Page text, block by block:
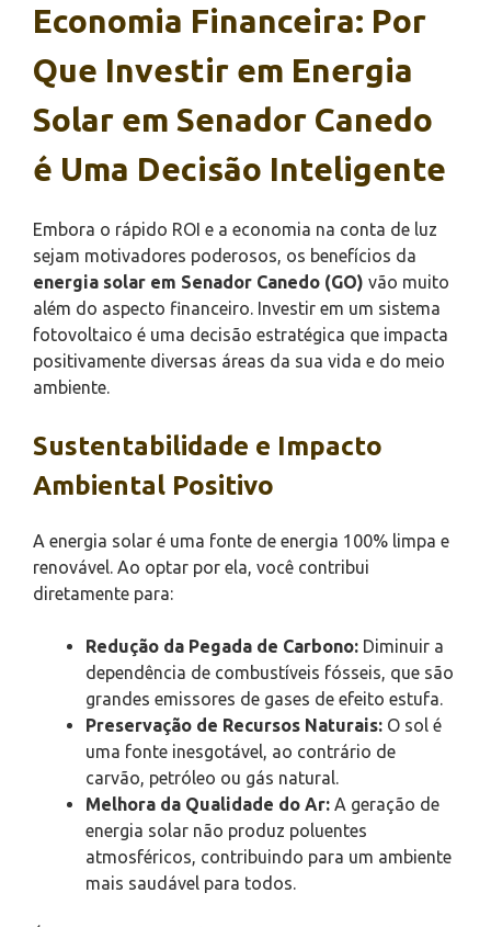
Economia Financeira: Por
Que Investir em Energia
Solar em Senador Canedo
é Uma Decisão Inteligente
Embora o rápido ROI e a economia na conta de luz
sejam motivadores poderosos, os benefícios da
energia solar em Senador Canedo (GO) vão muito
além do aspecto financeiro. Investir em um sistema
fotovoltaico é uma decisão estratégica que impacta
positivamente diversas áreas da sua vida e do meio
ambiente.
Sustentabilidade e Impacto
Ambiental Positivo
A energia solar é uma fonte de energia 100% limpa e
renovável. Ao optar por ela, você contribui
diretamente para:
Redução da Pegada de Carbono: Diminuir a
dependência de combustíveis fósseis, que são
grandes emissores de gases de efeito estufa.
Preservação de Recursos Naturais: O sol é
uma fonte inesgotável, ao contrário de
carvão, petróleo ou gás natural.
Melhora da Qualidade do Ar: A geração de
energia solar não produz poluentes
atmosféricos, contribuindo para um ambiente
mais saudável para todos.